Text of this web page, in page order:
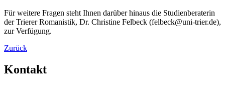
Für weitere Fragen steht Ihnen darüber hinaus die Studienberaterin
der Trierer Romanistik, Dr. Christine Felbeck (felbeck@uni-trier.de),
zur Verfügung.
Zurück
Kontakt